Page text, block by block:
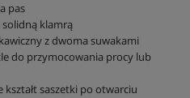
pas
solidną klamrą
z dwoma suwakami
do przymocowania procy lub
saszetki po otwarciu